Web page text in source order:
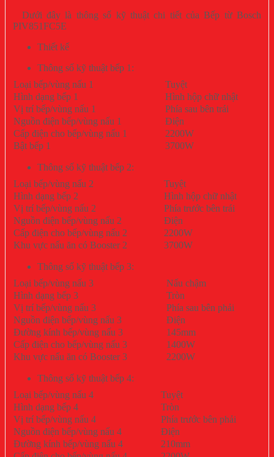
Dưới đây là thông số kỹ thuật chi tiết của Bếp từ Bosch
PIV851FC5E
Thiết kế
Thông số kỹ thuật bếp 1:
Loại bếp/vùng nấu 1
Tuyệt
Hình dạng bếp 1
Hình hộp chữ nhật
Vị trí bếp/vùng nấu 1
Phía sau bên trái
Nguồn điện bếp/vùng nấu 1
Điện
Cấp điện cho bếp/vùng nấu 1
2200W
Bật bếp 1
3700W
Thông số kỹ thuật bếp 2:
Loại bếp/vùng nấu 2
Tuyệt
Hình dạng bếp 2
Hình hộp chữ nhật
Vị trí bếp/vùng nấu 2
Phía trước bên trái
Nguồn điện bếp/vùng nấu 2
Điện
Cấp điện cho bếp/vùng nấu 2
2200W
Khu vực nấu ăn có Booster 2
3700W
Thông số kỹ thuật bếp 3:
Loại bếp/vùng nấu 3
Nấu chậm
Hình dạng bếp 3
Tròn
Vị trí bếp/vùng nấu 3
Phía sau bên phải
Nguồn điện bếp/vùng nấu 3
Điện
Đường kính bếp/vùng nấu 3
145mm
Cấp điện cho bếp/vùng nấu 3
1400W
Khu vực nấu ăn có Booster 3
2200W
Thông số kỹ thuật bếp 4:
Loại bếp/vùng nấu 4
Tuyệt
Hình dạng bếp 4
Tròn
Vị trí bếp/vùng nấu 4
Phía trước bên phải
Nguồn điện bếp/vùng nấu 4
Điện
Đường kính bếp/vùng nấu 4
210mm